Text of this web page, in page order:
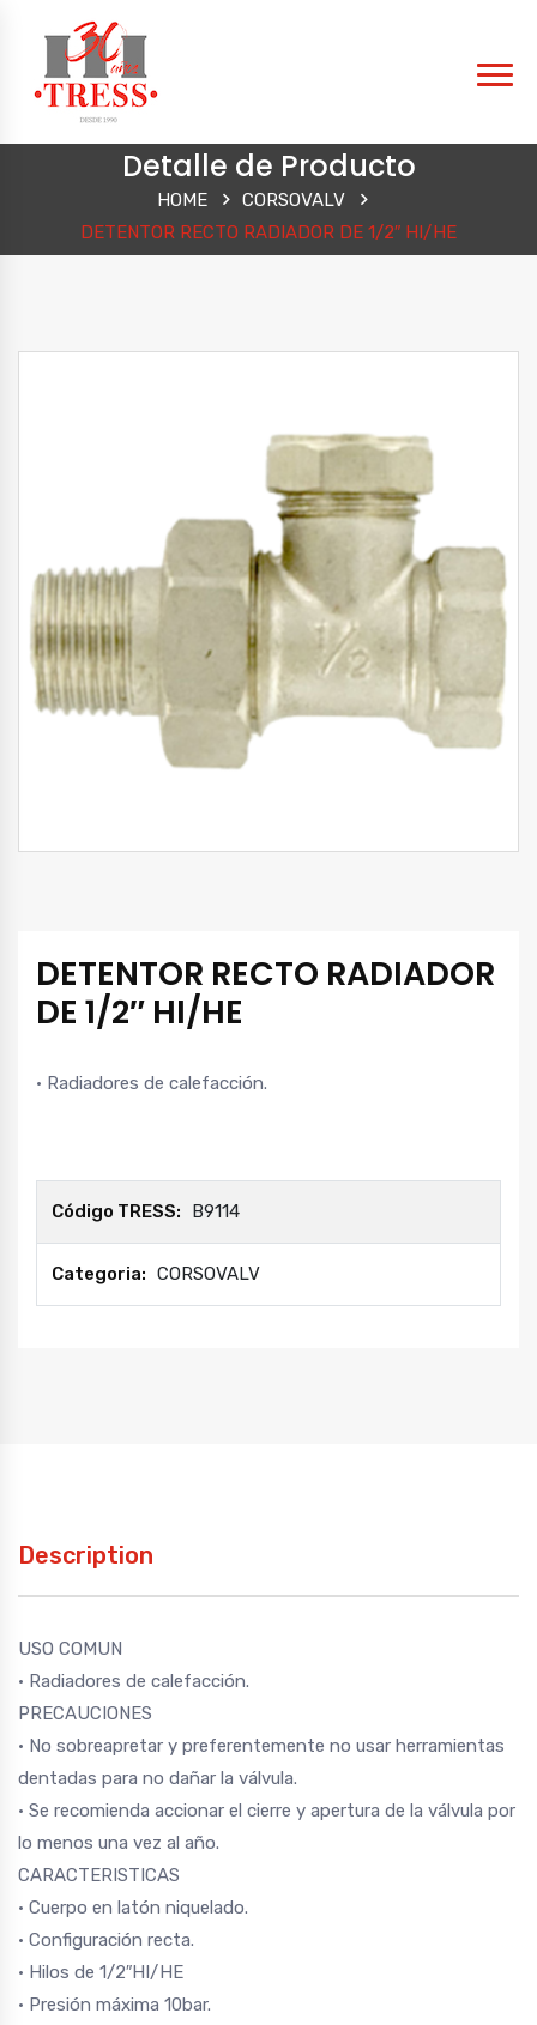
Detalle de Producto
HOME
CORSOVALV
DETENTOR RECTO RADIADOR DE 1/2″ HI/HE
DETENTOR RECTO RADIADOR
DE 1/2″ HI/HE
• Radiadores de calefacción.
Código TRESS: B9114
Categoria: CORSOVALV
Description
USO COMUN
• Radiadores de calefacción.
PRECAUCIONES
• No sobreapretar y preferentemente no usar herramientas
dentadas para no dañar la válvula.
• Se recomienda accionar el cierre y apertura de la válvula por
lo menos una vez al año.
CARACTERISTICAS
• Cuerpo en latón niquelado.
• Configuración recta.
• Hilos de 1/2″HI/HE
• Presión máxima 10bar.